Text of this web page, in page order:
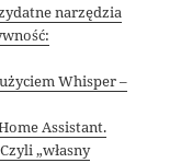
narzędzia
Whisper –
Assistant.
„własny